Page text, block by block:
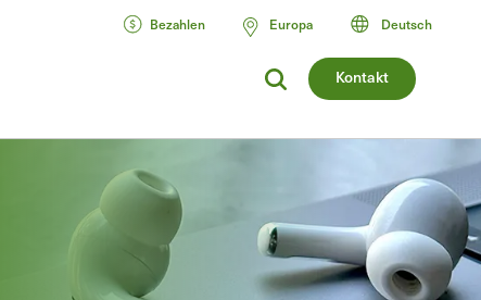
Kontakt
Bezahlen Europa Deutsch